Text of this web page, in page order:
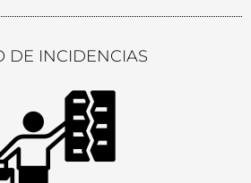
DE INCIDENCIAS